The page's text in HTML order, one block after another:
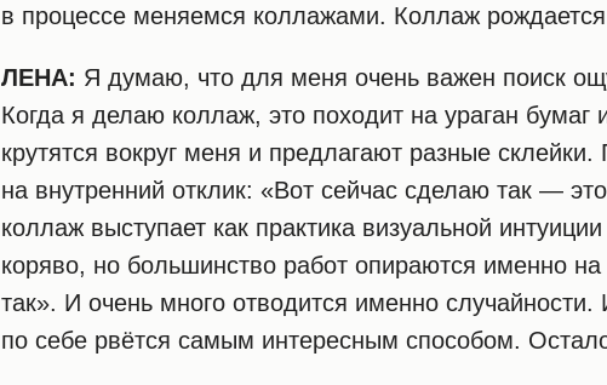
в процессе меняемся коллажами. Коллаж рождается
ЛЕНА: Я думаю, что для меня очень важен поиск
Когда я делаю коллаж, это походит на ураган
крутятся вокруг меня и предлагают разные склейки.
на внутренний отклик: «Вот сейчас сделаю так —
коллаж выступает как практика визуальной
коряво, но большинство работ опираются именно
так». И очень много отводится именно случайности.
по себе рвётся самым интересным способом.